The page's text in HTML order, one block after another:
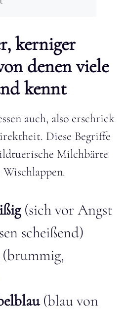
kerniger
denen viele
kennt
auch, also erschrick
Diese Begriffe
Milchbärte
(sich vor Angst
scheißend)
(brummig,
(blau von